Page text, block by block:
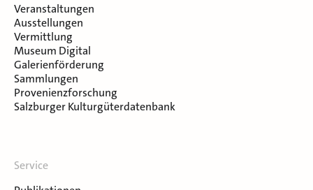
Veranstaltungen
Ausstellungen
Vermittlung
Museum Digital
Galerienförderung
Sammlungen
Provenienzforschung
Salzburger Kulturgüterdatenbank
Service